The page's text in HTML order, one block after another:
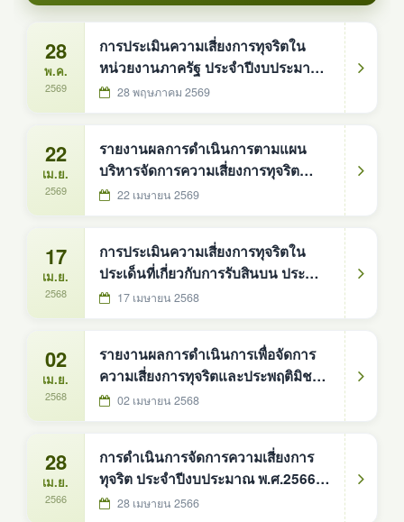
28
พ.ค.
2569
การประเมินความเสี่ยงการทุจริตใน
หน่วยงานภาครัฐ ประจำปีงบประมาณ
พ.ศ. 2569 ขององค์การบริหารส่วน
28 พฤษภาคม 2569
22
เม.ย.
2569
รายงานผลการดำเนินการตามแผน
บริหารจัดการความเสี่ยงการทุจริต
ประจำปีงบประมาณ พ.ศ. 2568 ของ
22 เมษายน 2569
17
เม.ย.
2568
การประเมินความเสี่ยงการทุจริตใน
ประเด็นที่เกี่ยวกับการรับสินบน ประจำปี
พ.ศ. 2568
17 เมษายน 2568
02
เม.ย.
2568
รายงานผลการดำเนินการเพื่อจัดการ
ความเสี่ยงการทุจริตและประพฤติมิชอบ
ประจำปีงบประมาณ พ.ศ. 2567
02 เมษายน 2568
28
เม.ย.
2566
การดำเนินการจัดการความเสี่ยงการ
ทุจริต ประจำปีงบประมาณ พ.ศ.2566
(รอบ 6 เดือน)
28 เมษายน 2566